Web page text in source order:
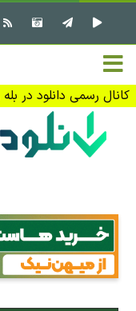
خانه
تماس با ما
تبلیغات
کانال رسمی دانلود در
✖ بستن منو
نرم افزار کامپیوتر
بازی کامپیوتر
کتاب